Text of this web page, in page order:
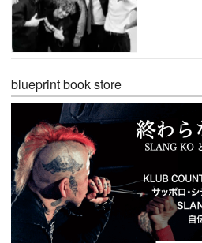
blueprint book store